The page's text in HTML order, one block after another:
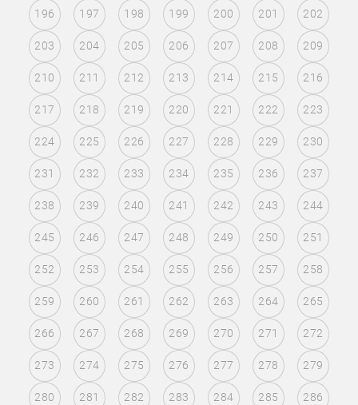
196 197 198 199 200 201 202
203 204 205 206 207 208 209
210 211 212 213 214 215 216
217 218 219 220 221 222 223
224 225 226 227 228 229 230
231 232 233 234 235 236 237
238 239 240 241 242 243 244
245 246 247 248 249 250 251
252 253 254 255 256 257 258
259 260 261 262 263 264 265
266 267 268 269 270 271 272
273 274 275 276 277 278 279
280 281 282 283 284 285 286